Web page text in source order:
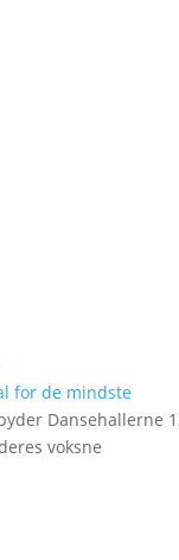
for de mindste
voksne